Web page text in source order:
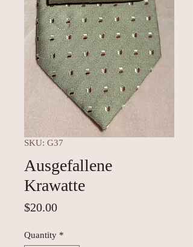
SKU: G37
Ausgefallene
Krawatte
$20.00Price
Quantity *